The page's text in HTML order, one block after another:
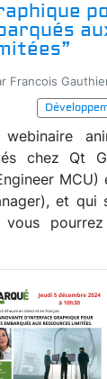
Francois
chez Qt
MCU)
et qui
vous